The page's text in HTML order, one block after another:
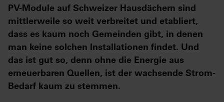
PV-Module auf Schweizer Hausdächern sind
mittlerweile so weit verbreitet und etabliert,
dass es kaum noch Gemeinden gibt, in denen
man keine solchen Installationen findet. Und
das ist gut so, denn ohne die Energie aus
erneuerbaren Quellen, ist der wachsende Strom-
Bedarf kaum zu stemmen.